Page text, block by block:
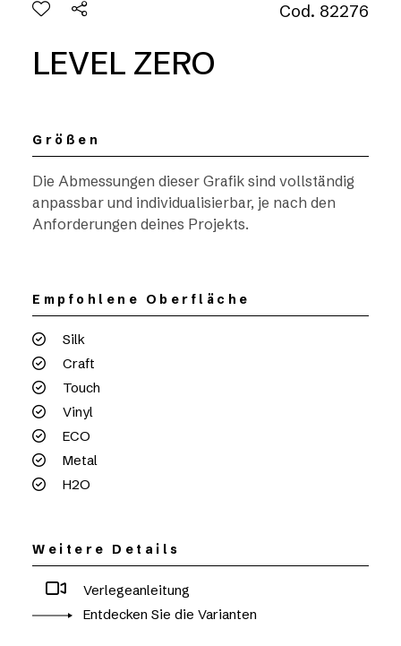
Cod. 82276
LEVEL ZERO
Größen
Die Abmessungen dieser Grafik sind vollständig
anpassbar und individualisierbar, je nach den
Anforderungen deines Projekts.
Empfohlene Oberfläche
Silk
Craft
Touch
Vinyl
ECO
Metal
H2O
Weitere Details
Verlegeanleitung
Entdecken Sie die Varianten